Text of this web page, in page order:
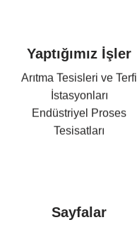
Yaptığımız İşler
Arıtma Tesisleri ve Terfi
İstasyonları
Endüstriyel Proses
Tesisatları
Sıhhi Tesisat ve Yangın
Sayfalar